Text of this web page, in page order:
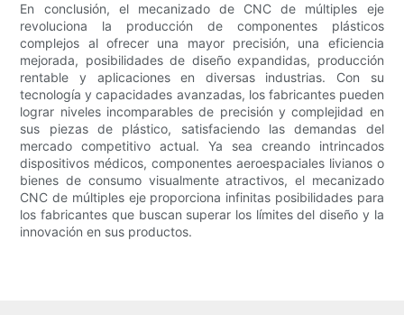
En conclusión, el mecanizado de CNC de múltiples eje
revoluciona la producción de componentes plásticos
complejos al ofrecer una mayor precisión, una eficiencia
mejorada, posibilidades de diseño expandidas, producción
rentable y aplicaciones en diversas industrias. Con su
tecnología y capacidades avanzadas, los fabricantes pueden
lograr niveles incomparables de precisión y complejidad en
sus piezas de plástico, satisfaciendo las demandas del
mercado competitivo actual. Ya sea creando intrincados
dispositivos médicos, componentes aeroespaciales livianos o
bienes de consumo visualmente atractivos, el mecanizado
CNC de múltiples eje proporciona infinitas posibilidades para
los fabricantes que buscan superar los límites del diseño y la
innovación en sus productos.